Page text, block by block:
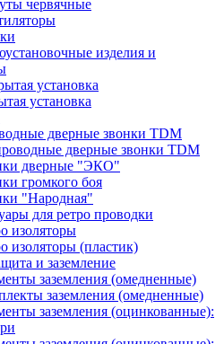
червячные
изделия и
установка
установка
дверные звонки TDM
дверные звонки TDM
дверные "ЭКО"
громкого боя
"Народная"
для ретро проводки
изоляторы
изоляторы (пластик)
и заземление
заземления (омедненные)
заземления (омедненные)
заземления (оцинкованные):